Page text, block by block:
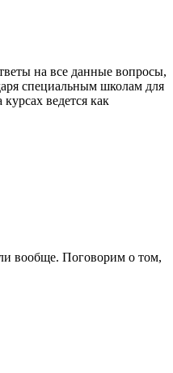
на все данные вопросы,
специальным школам для
ведется как
вообще. Поговорим о том,